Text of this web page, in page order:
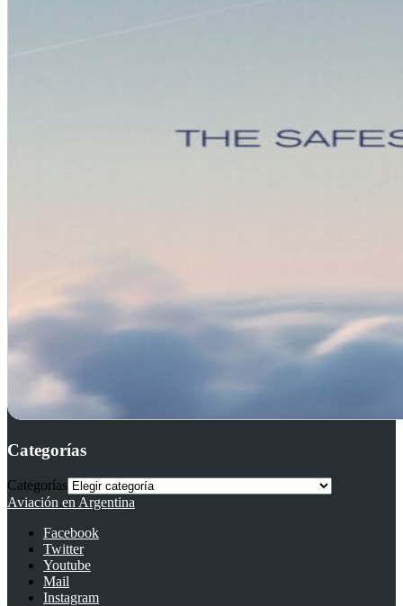
Categorías
Categorías
Aviación en Argentina
Facebook
Twitter
Youtube
Mail
Instagram